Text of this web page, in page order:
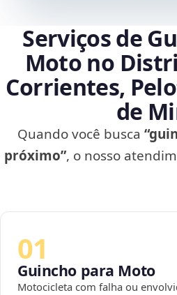
Serviços de
Moto no
Corrientes,
de
Quando você busca
próximo”, o nosso
01
Guincho para Moto
Motocicleta com falha ou